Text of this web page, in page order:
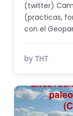
(twitter)
(practicas,
con el
by THT